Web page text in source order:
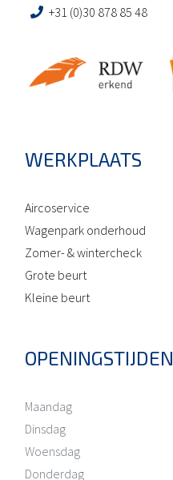
+31 (0)30 878 85 48
WERKPLAATS
Aircoservice
Wagenpark onderhoud
Zomer- & wintercheck
Grote beurt
Kleine beurt
OPENINGSTIJDEN
Maandag
Dinsdag
Woensdag
Donderdag